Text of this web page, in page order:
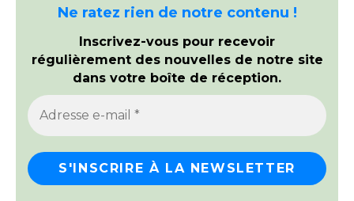
Ne ratez rien de notre contenu !
Inscrivez-vous pour recevoir
régulièrement des nouvelles de notre site
dans votre boîte de réception.